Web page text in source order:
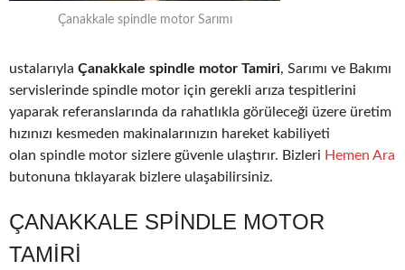
Çanakkale spindle motor Sarımı
ustalarıyla Çanakkale spindle motor Tamiri, Sarımı ve Bakımı
servislerinde spindle motor için gerekli arıza tespitlerini
yaparak referanslarında da rahatlıkla görüleceği üzere üretim
hızınızı kesmeden makinalarınızın hareket kabiliyeti
olan spindle motor sizlere güvenle ulaştırır. Bizleri Hemen Ara
butonuna tıklayarak bizlere ulaşabilirsiniz.
ÇANAKKALE SPINDLE MOTOR
TAMIRI